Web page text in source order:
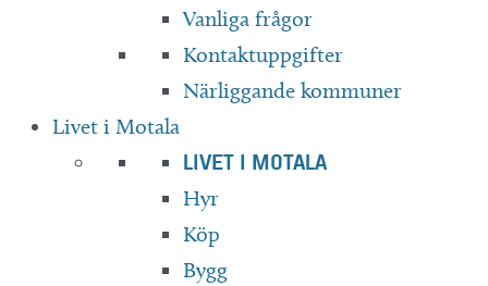
Vanliga frågor
Kontaktuppgifter
Närliggande kommuner
Livet i Motala
LIVET I MOTALA
Hyr
Köp
Bygg